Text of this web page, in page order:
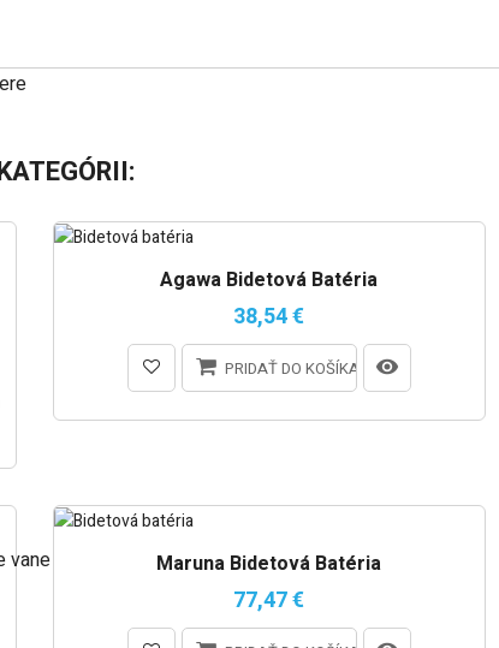
vane
Agawa Bidetová Batéria
38,54 €
PRIDAŤ DO KOŠÍKA
Maruna Bidetová Batéria
77,47 €